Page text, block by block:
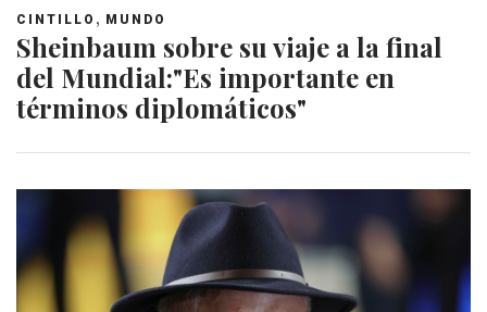
CINTILLO , MUNDO
Sheinbaum sobre su viaje a la final
del Mundial:"Es importante en
términos diplomáticos"